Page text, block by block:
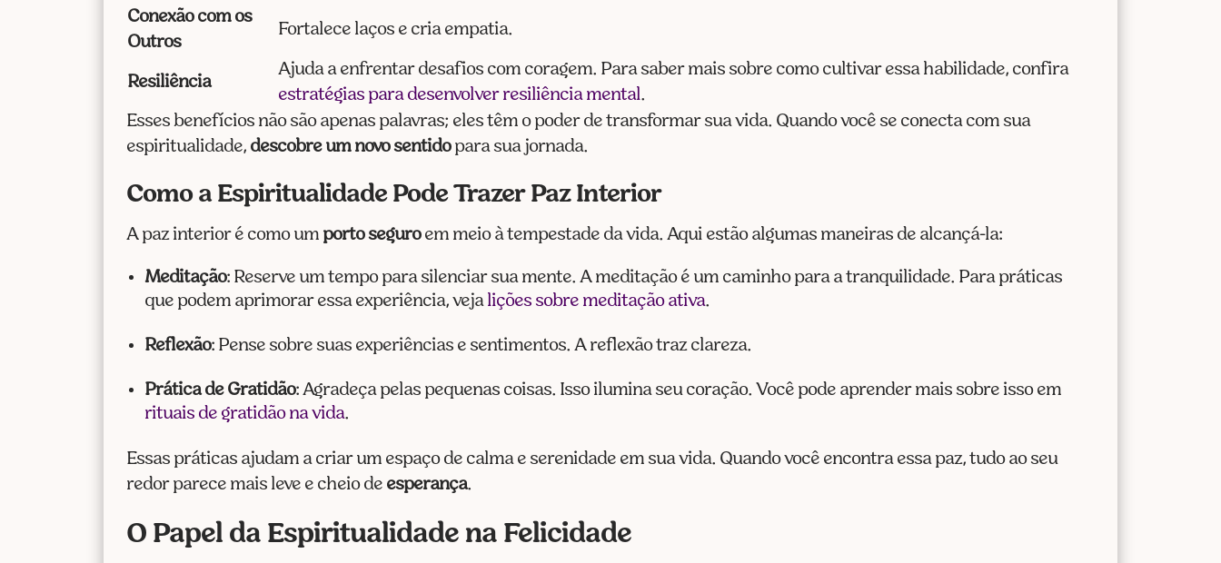
Conexão com os
Outros
Fortalece laços e cria empatia.
Resiliência
Ajuda a enfrentar desafios com coragem. Para saber mais sobre como cultivar essa habilidade, confira
estratégias para desenvolver resiliência mental.
Esses benefícios não são apenas palavras; eles têm o poder de transformar sua vida. Quando você se conecta com sua
espiritualidade, descobre um novo sentidopara sua jornada.
Como a Espiritualidade Pode Trazer Paz Interior
A paz interior é como um porto seguroem meio à tempestade da vida. Aqui estão algumas maneiras de alcançá-la:
Meditação: Reserve um tempo para silenciar sua mente. A meditação é um caminho para a tranquilidade. Para práticas
que podem aprimorar essa experiência, veja lições sobre meditação ativa.
Reflexão: Pense sobre suas experiências e sentimentos. A reflexão traz clareza.
Prática de Gratidão: Agradeça pelas pequenas coisas. Isso ilumina seu coração. Você pode aprender mais sobre isso em
rituais de gratidão na vida.
Essas práticas ajudam a criar um espaço de calma e serenidade em sua vida. Quando você encontra essa paz, tudo ao seu
redor parece mais leve e cheio de esperança.
O Papel da Espiritualidade na Felicidade